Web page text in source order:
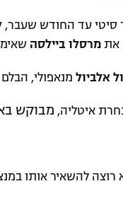
עד החודש שעבר,
את מרסלו ביילסה
אלביול מנאפולי,
איטליה, מבוקש
רוצה להשאיר אותו